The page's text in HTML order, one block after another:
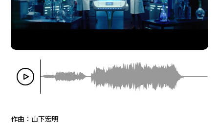
作曲：山下宏明